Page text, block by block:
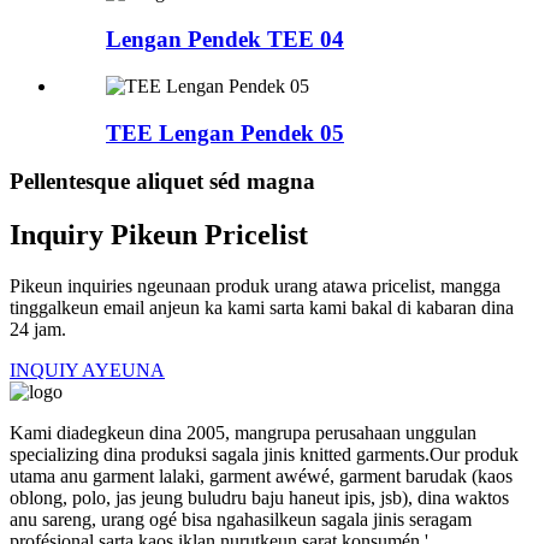
Lengan Pendek TEE 04
TEE Lengan Pendek 05
Pellentesque aliquet séd magna
Inquiry Pikeun Pricelist
Pikeun inquiries ngeunaan produk urang atawa pricelist, mangga
tinggalkeun email anjeun ka kami sarta kami bakal di kabaran dina
24 jam.
INQUIY AYEUNA
Kami diadegkeun dina 2005, mangrupa perusahaan unggulan
specializing dina produksi sagala jinis knitted garments.Our produk
utama anu garment lalaki, garment awéwé, garment barudak (kaos
oblong, polo, jas jeung buludru baju haneut ipis, jsb), dina waktos
anu sareng, urang ogé bisa ngahasilkeun sagala jinis seragam